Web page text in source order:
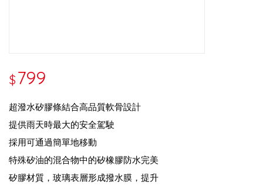
$799
超潑水矽膠條結合高品質軟骨設計
提供雨天時最大的安全駕駛
採用可通過簡單地移動
特殊矽油的混合物中的矽橡膠防水完美
矽膠材質，玻璃表層形成撥水膜，提升